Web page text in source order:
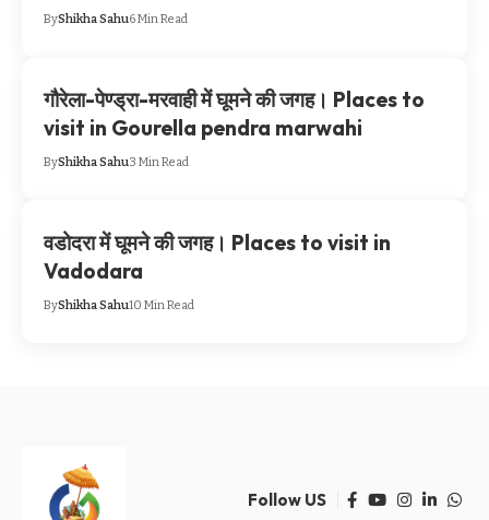
ByShikha Sahu6 Min Read
गौरेला-पेण्ड्रा-मरवाही में घूमने की जगह। Places to
visit in Gourella pendra marwahi
ByShikha Sahu3 Min Read
वडोदरा में घूमने की जगह। Places to visit in
Vadodara
ByShikha Sahu10 Min Read
Follow US